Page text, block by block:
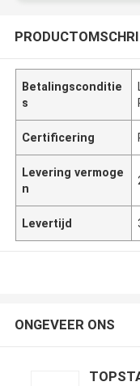
Betalingsconditie
s
Certificering
Levering vermoge
n
Levertijd
ONGEVEER ONS